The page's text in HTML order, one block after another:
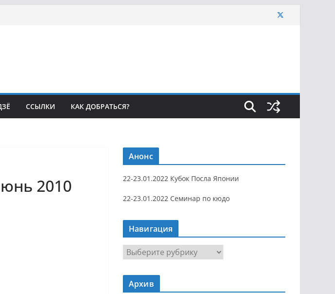
ССЫЛКИ КАК ДОБРАТЬСЯ?
2010
Анонс
22-23.01.2022 Кубок Посла Японии
22-23.01.2022 Семинар по кюдо
Навигация
Н
а
в
Архив